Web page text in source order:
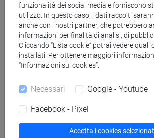
magistrale (DM270)
vicino e medio oriente
NARRAZIONI E DINAMICHE
(PERSIANO) [LM250T]
funzionalità dei social media e forniscono
utilizzo. In questo caso, i dati raccolti
anche con i nostri partner, che potrebbero
informazioni per finalità di analisi, di
Cliccando “Lista cookie” potrai vedere quali
installati. Per ottenere maggiori
“Informazioni sui cookies”.
Necessari Google - Youtube
Facebook - Pixel
Accetta i cookies